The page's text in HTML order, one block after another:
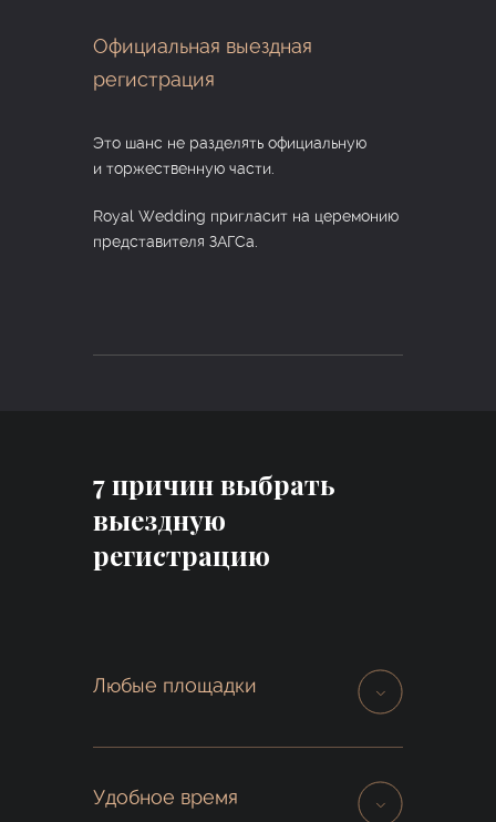
Официальная выездная
регистрация
Это шанс не разделять официальную
и торжественную части.
Royal Wedding пригласит на церемонию
представителя ЗАГСа.
7 причин выбрать
выездную
регистрацию
Любые площадки
— загородный отель, лофт и даже
Удобное время